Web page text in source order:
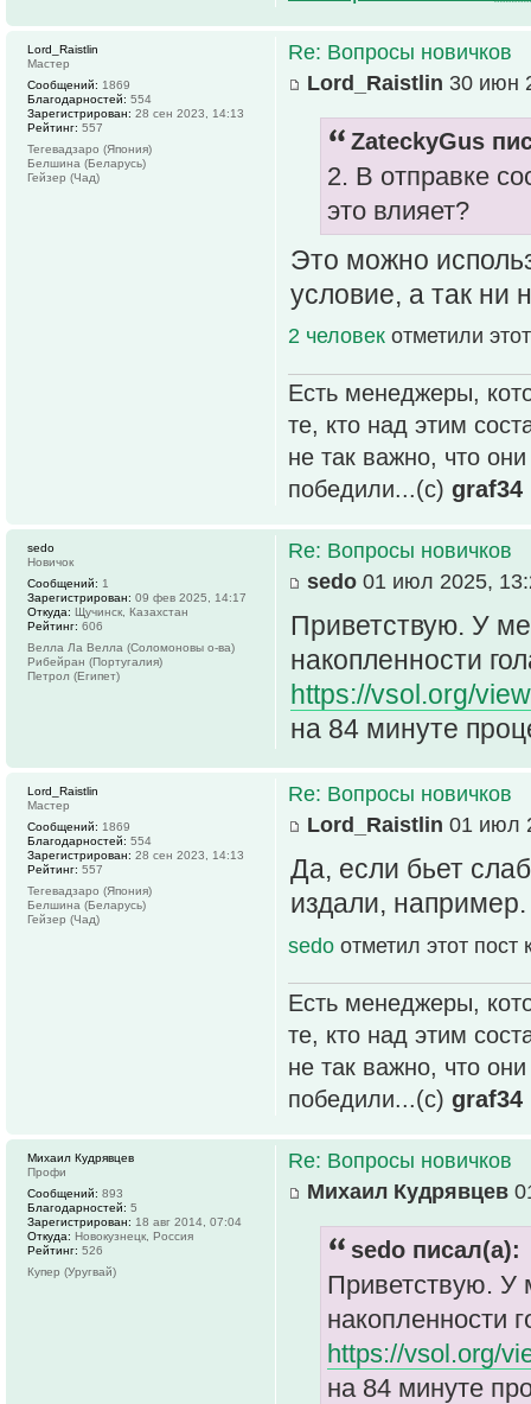
Re: Вопросы новичков
Lord_Raistlin 30 июн
ZateckyGus
2. В отправке
это влияет?
Это можно
условие, а так ни
2 человек отметили
Есть менеджеры,
те, кто над этим
не так важно, что
победили...(с) graf34
Lord_Raistlin
Мастер
Сообщений: 1869
Благодарностей: 554
Зарегистрирован: 28 сен 2023, 14:13
Рейтинг: 557
Тегевадзаро (Япония)
Белшина (Беларусь)
Гейзер (Чад)
Re: Вопросы новичков
sedo 01 июл 2025,
Приветствую. У
накопленности
https://vsol.org/
на 84 минуте
sedo
Новичок
Сообщений: 1
Зарегистрирован: 09 фев 2025, 14:17
Откуда: Щучинск, Казахстан
Рейтинг: 606
Велла Ла Велла (Соломоновы о-ва)
Рибейран (Португалия)
Петрол (Египет)
Re: Вопросы новичков
Lord_Raistlin 01 июл
Да, если бьет
издали, например.
sedo отметил этот
Есть менеджеры,
те, кто над этим
не так важно, что
победили...(с) graf34
Lord_Raistlin
Мастер
Сообщений: 1869
Благодарностей: 554
Зарегистрирован: 28 сен 2023, 14:13
Рейтинг: 557
Тегевадзаро (Япония)
Белшина (Беларусь)
Гейзер (Чад)
Re: Вопросы новичков
Михаил Кудрявцев
sedo писал(а):
Приветствую. У
накопленности
https://vsol.org/
на 84 минуте
Михаил Кудрявцев
Профи
Сообщений: 893
Благодарностей: 5
Зарегистрирован: 18 авг 2014, 07:04
Откуда: Новокузнецк, Россия
Рейтинг: 526
Купер (Уругвай)